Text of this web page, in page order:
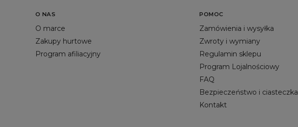
O NAS
O marce
Zakupy hurtowe
Program afiliacyjny
POMOC
Zamówienia i wysyłka
Zwroty i wymiany
Regulamin sklepu
Program Lojalnościowy
FAQ
Bezpieczeństwo i ciasteczka
Kontakt